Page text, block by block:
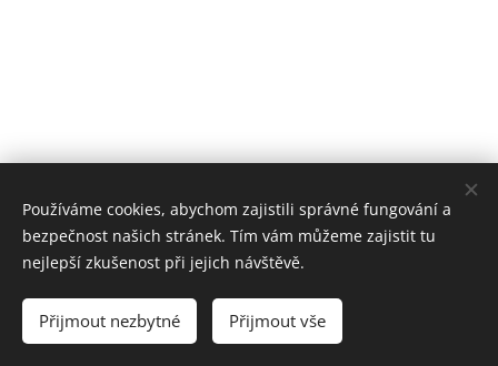
© 2026 DpS Bílovec
📧reality@pavlukaterina.cz
Cookies
Používáme cookies, abychom zajistili správné fungování a
bezpečnost našich stránek. Tím vám můžeme zajistit tu
nejlepší zkušenost při jejich návštěvě.
Přijmout nezbytné Přijmout vše